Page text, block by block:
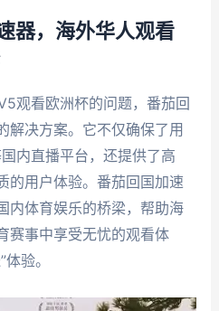
器，海外华人观看
观看欧洲杯的问题，番茄回
解决方案。它不仅确保了用
内直播平台，还提供了高
的用户体验。番茄回国加速
内体育娱乐的桥梁，帮助海
赛事中享受无忧的观看体
验。